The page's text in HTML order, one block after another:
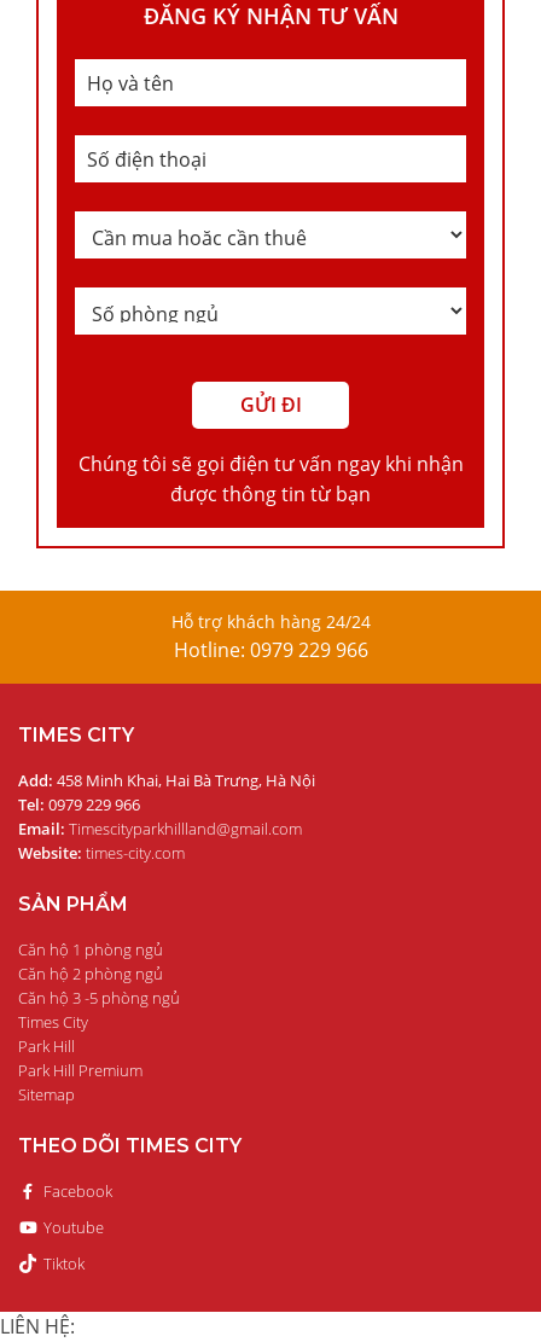
ĐĂNG KÝ NHẬN TƯ VẤN
Chúng tôi sẽ gọi điện tư vấn ngay khi nhận
được thông tin từ bạn
Hỗ trợ khách hàng 24/24
Hotline: 0979 229 966
TIMES CITY
Add: 458 Minh Khai, Hai Bà Trưng, Hà Nội
Tel: 0979 229 966
Email: Timescityparkhillland@gmail.com
Website: times-city.com
SẢN PHẨM
Căn hộ 1 phòng ngủ
Căn hộ 2 phòng ngủ
Căn hộ 3 -5 phòng ngủ
Times City
Park Hill
Park Hill Premium
Sitemap
THEO DÕI TIMES CITY
Facebook
Youtube
Tiktok
LIÊN HỆ: